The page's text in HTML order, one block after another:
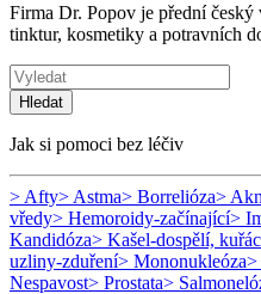
Firma Dr. Popov je přední
tinktur, kosmetiky a potravních
Hledat
Jak si pomoci bez léčiv
> Afty> Astma> Borrelióza>
vředy> Hemoroidy-začínající>
Kandidóza> Kašel-dospělí,
uzliny-zduření> Mononukleóza>
Nespavost> Prostata>